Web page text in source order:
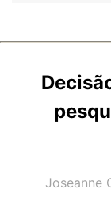
AUTOR(A):
Joseanne